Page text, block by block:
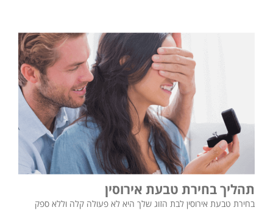
תהליך בחירת טבעת אירוסין
בחירת טבעת אירוסין לבת הזוג שלך היא לא פעולה קלה וללא ספק